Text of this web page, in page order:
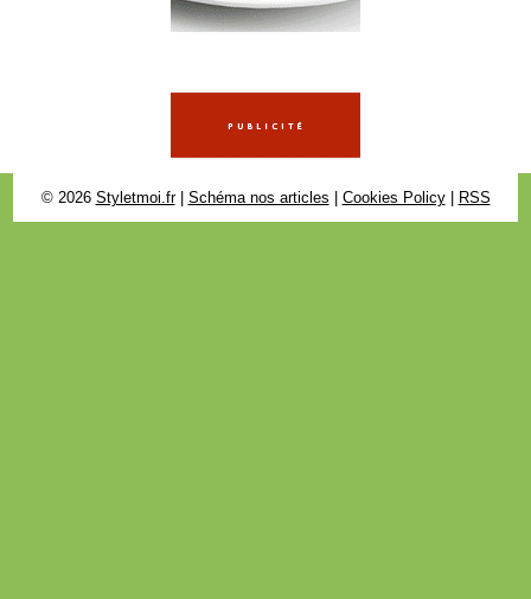
© 2026 Styletmoi.fr| Schéma nos articles Cookies Policy| RSS